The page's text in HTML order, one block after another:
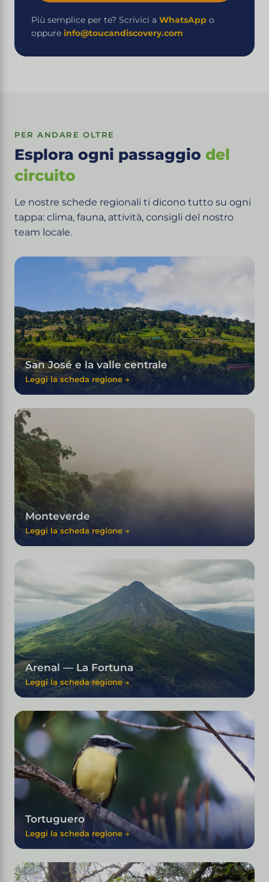
Più semplice per te? Scrivici a WhatsApp o
oppure info@toucandiscovery.com
PER ANDARE OLTRE
Esplora ogni passaggio del
circuito
Le nostre schede regionali ti dicono tutto su ogni
tappa: clima, fauna, attività, consigli del nostro
team locale.
San José e la valle centrale
Leggi la scheda regione →
Monteverde
Leggi la scheda regione →
Arenal — La Fortuna
Leggi la scheda regione →
Tortuguero
Leggi la scheda regione →